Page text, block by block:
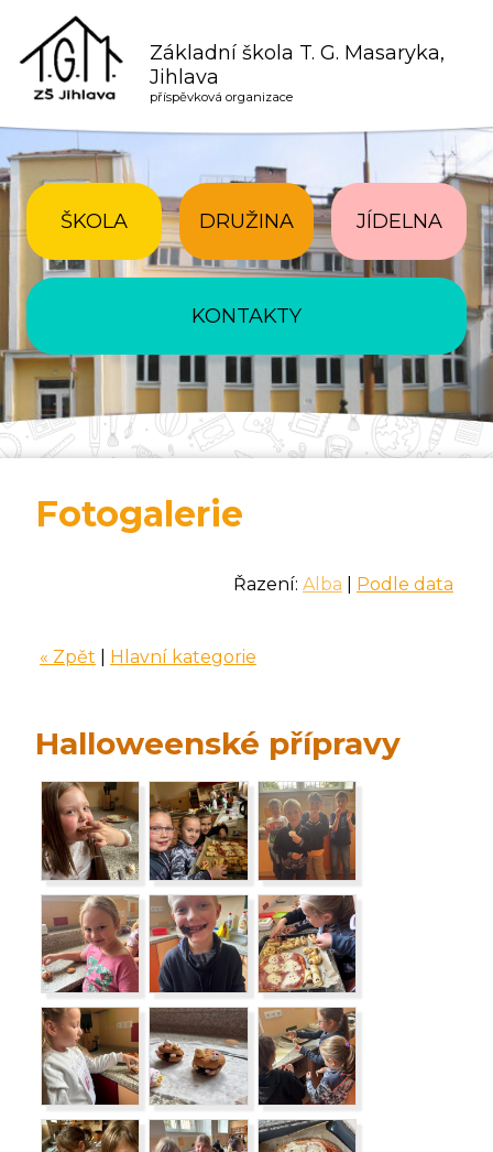
Základní škola T. G. Masaryka,
Jihlava
příspěvková organizace
ŠKOLA DRUŽINA JÍDELNA
KONTAKTY
Fotogalerie
Řazení: Alba Podle data
« Zpět Hlavní kategorie
Halloweenské přípravy